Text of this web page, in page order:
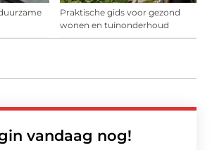
Praktische gids voor gezond
wonen en tuinonderhoud
vandaag nog!